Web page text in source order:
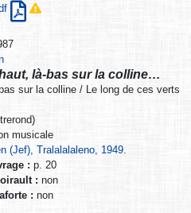
là-bas sur la colline…
sur la colline / Le long de ces verts
musicale
(Jef), Tralalalaleno, 1949.
: p. 20
: non
: non